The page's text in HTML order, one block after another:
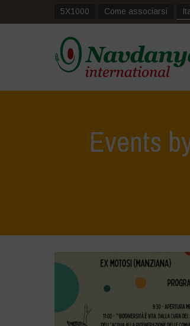
5X1000 Come associarsi
Events